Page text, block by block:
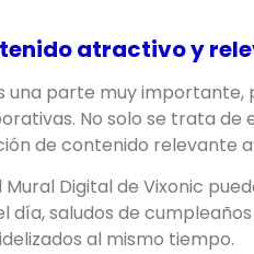
atractivo y
una parte muy importante,
No solo se trata de
de contenido relevante
Mural Digital de Vixonic
día, saludos de
al mismo tiempo.